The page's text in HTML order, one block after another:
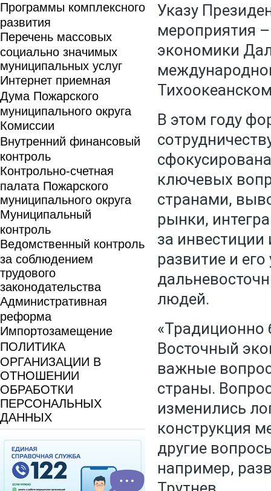
Программы комплексного
развития
Перечень массовых
социально значимых
муниципальных услуг
Интернет приемная
Дума Пожарского
муниципального округа
Комиссии
Внутренний финансовый
контроль
Контрольно-счетная
палата Пожарского
муниципального округа
Муниципальный
контроль
Ведомственный контроль
за соблюдением
трудового
законодательства
Административная
реформа
Импортозамещение
ПОЛИТИКА
ОРГАНИЗАЦИИ В
ОТНОШЕНИИ
ОБРАБОТКИ
ПЕРСОНАЛЬНЫХ
ДАННЫХ
Указу
мероприятия
экономики
В этом году
ключевых
странами,
рынки,
за инвестиции
развитие и
людей.
«Традиционно
Восточный
важные
страны.
изменились
конструкция
другие
например,